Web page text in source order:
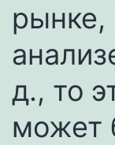
рынке,
д., то
может